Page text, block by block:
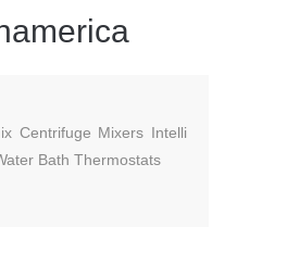
Centrifuge Mixers Intelli
Bath Thermostats